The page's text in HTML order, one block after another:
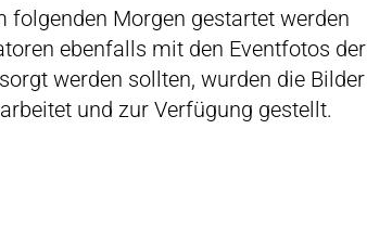
folgenden Morgen gestartet werden
ebenfalls mit den Eventfotos der
werden sollten, wurden die Bilder
und zur Verfügung gestellt.